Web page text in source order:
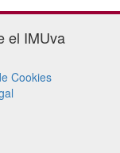
el IMUva
Cookies